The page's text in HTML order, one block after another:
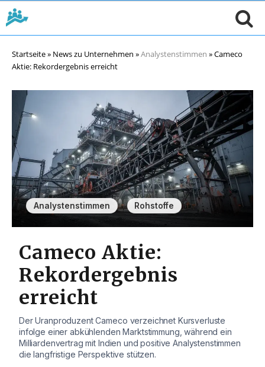
Startseite» News zu Unternehmen »Analystenstimmen »Cameco
Aktie: Rekordergebnis erreicht
Analystenstimmen , Rohstoffe
Cameco Aktie:
Rekordergebnis
erreicht
Der Uranproduzent Cameco verzeichnet Kursverluste
infolge einer abkühlenden Marktstimmung, während ein
Milliardenvertrag mit Indien und positive Analystenstimmen
die langfristige Perspektive stützen.